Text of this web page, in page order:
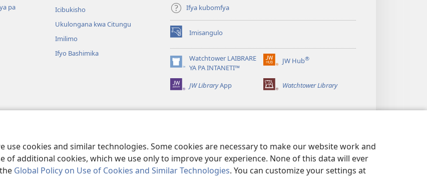
use cookies and similar technologies. Some cookies are necessary to make our website work and
of additional cookies, which we use only to improve your experience. None of this data will ever
Global Policy on Use of Cookies and Similar Technologies. You can customize your settings at
pa
Icibukisho
Ukulongana kwa Citungu
Imilimo
Ifyo Bashimika
Ifya kubomfya
Imisangulo
(yalaisula
na
imbi)
Watchtower LAIBRARE
YA PA INTANETI™
(yalaisula
na
imbi)
JW Hub®
(yalaisula
imbi)
JW LibraryApp Watchtower Library
Society of Pennsylvania.